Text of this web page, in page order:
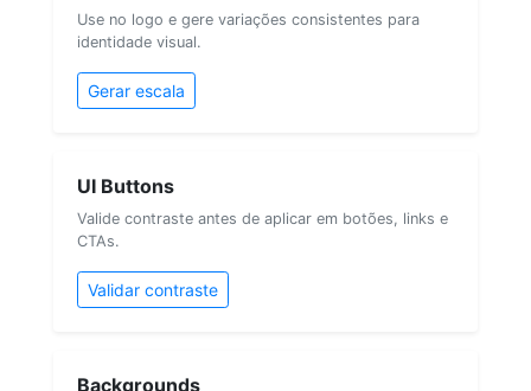
Use no logo e gere variações consistentes para
identidade visual.
Gerar escala
UI Buttons
Valide contraste antes de aplicar em botões, links e
CTAs.
Validar contraste
Backgrounds